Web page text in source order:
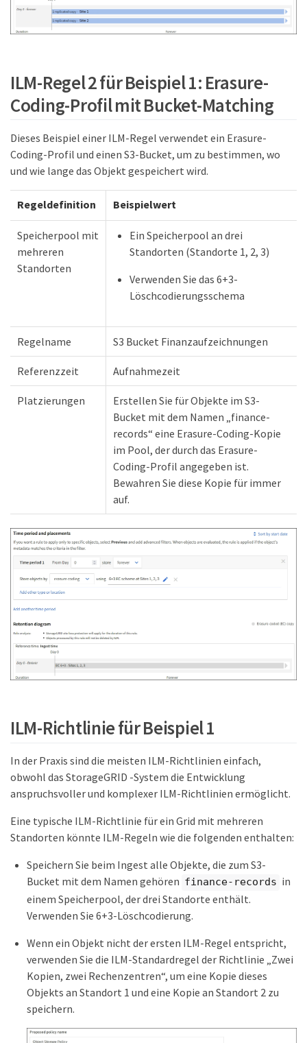
ILM-Regel 2 für Beispiel 1: Erasure-
Coding-Profil mit Bucket-Matching
Dieses Beispiel einer ILM-Regel verwendet ein Erasure-
Coding-Profil und einen S3-Bucket, um zu bestimmen, wo
und wie lange das Objekt gespeichert wird.
Regeldefinition Beispielwert
Speicherpool mit
mehreren
Standorten
Ein Speicherpool an drei
Standorten (Standorte 1, 2, 3)
Verwenden Sie das 6+3-
Löschcodierungsschema
Regelname S3 Bucket Finanzaufzeichnungen
Referenzzeit Aufnahmezeit
Platzierungen
Erstellen Sie für Objekte im S3-
Bucket mit dem Namen „finance-
records“ eine Erasure-Coding-Kopie
im Pool, der durch das Erasure-
Coding-Profil angegeben ist.
Bewahren Sie diese Kopie für immer
auf.
ILM-Richtlinie für Beispiel 1
In der Praxis sind die meisten ILM-Richtlinien einfach,
obwohl das StorageGRID -System die Entwicklung
anspruchsvoller und komplexer ILM-Richtlinien ermöglicht.
Eine typische ILM-Richtlinie für ein Grid mit mehreren
Standorten könnte ILM-Regeln wie die folgenden enthalten:
Speichern Sie beim Ingest alle Objekte, die zum S3-
Bucket mit dem Namen gehören finance-records in
einem Speicherpool, der drei Standorte enthält.
Verwenden Sie 6+3-Löschcodierung.
Wenn ein Objekt nicht der ersten ILM-Regel entspricht,
verwenden Sie die ILM-Standardregel der Richtlinie „Zwei
Kopien, zwei Rechenzentren“, um eine Kopie dieses
Objekts an Standort 1 und eine Kopie an Standort 2 zu
speichern.